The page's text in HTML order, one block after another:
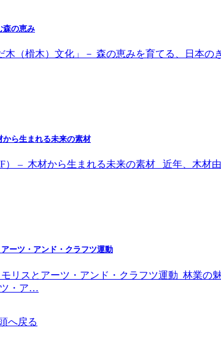
森の恵み
木（榾木）文化」－ 森の恵みを育てる、日本
から生まれる未来の素材
） – 木材から生まれる未来の素材 近年、木
ーツ・アンド・クラフツ運動
リスとアーツ・アンド・クラフツ運動 林業の
ツ・ア…
へ戻る